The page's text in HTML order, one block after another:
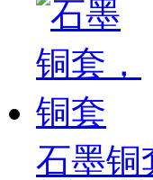
石墨铜